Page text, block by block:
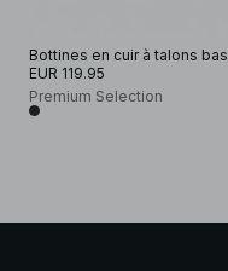
Bottines en cuir à talons bas
EUR 119.95
Premium Selection